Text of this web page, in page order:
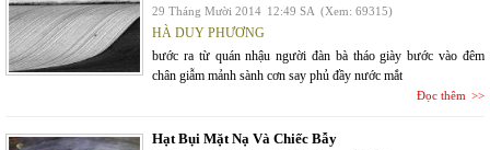
29 Tháng Mười 2014 12:49 SA (Xem: 69315)
HÀ DUY PHƯƠNG
bước ra từ quán nhậu người đàn bà tháo giày bước vào đêm
chân giẫm mảnh sành cơn say phủ đầy nước mắt
Đọc thêm
Hạt Bụi Mặt Nạ Và Chiếc Bẫy